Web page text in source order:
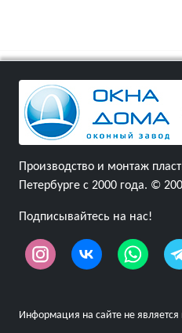
Производство и монтаж
Петербурге с 2000 года. ©
Подписывайтесь на нас!
Информация на сайте не